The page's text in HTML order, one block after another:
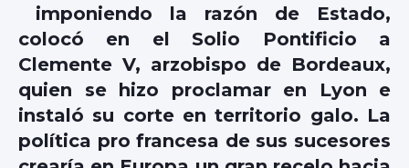
imponiendo la razón de Estado,
colocó en el Solio Pontificio a
Clemente V, arzobispo de Bordeaux,
quien se hizo proclamar en Lyon e
instaló su corte en territorio galo. La
política pro francesa de sus sucesores